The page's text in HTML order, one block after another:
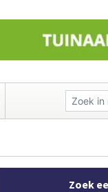
Zoek